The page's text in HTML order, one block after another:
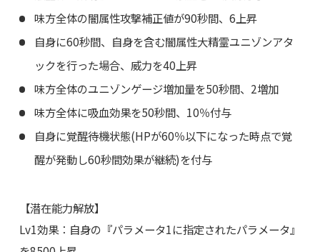
味方全体の闇属性攻撃補正値が90秒間、6上昇
自身に60秒間、自身を含む闇属性大精霊ユニゾンアタ
ックを行った場合、威力を40上昇
味方全体のユニゾンゲージ増加量を50秒間、2増加
味方全体に吸血効果を50秒間、10％付与
自身に覚醒待機状態(HPが60％以下になった時点で覚
醒が発動し60秒間効果が継続)を付与
【潜在能力解放】
Lv1効果：自身の『パラメータ1に指定されたパラメータ』